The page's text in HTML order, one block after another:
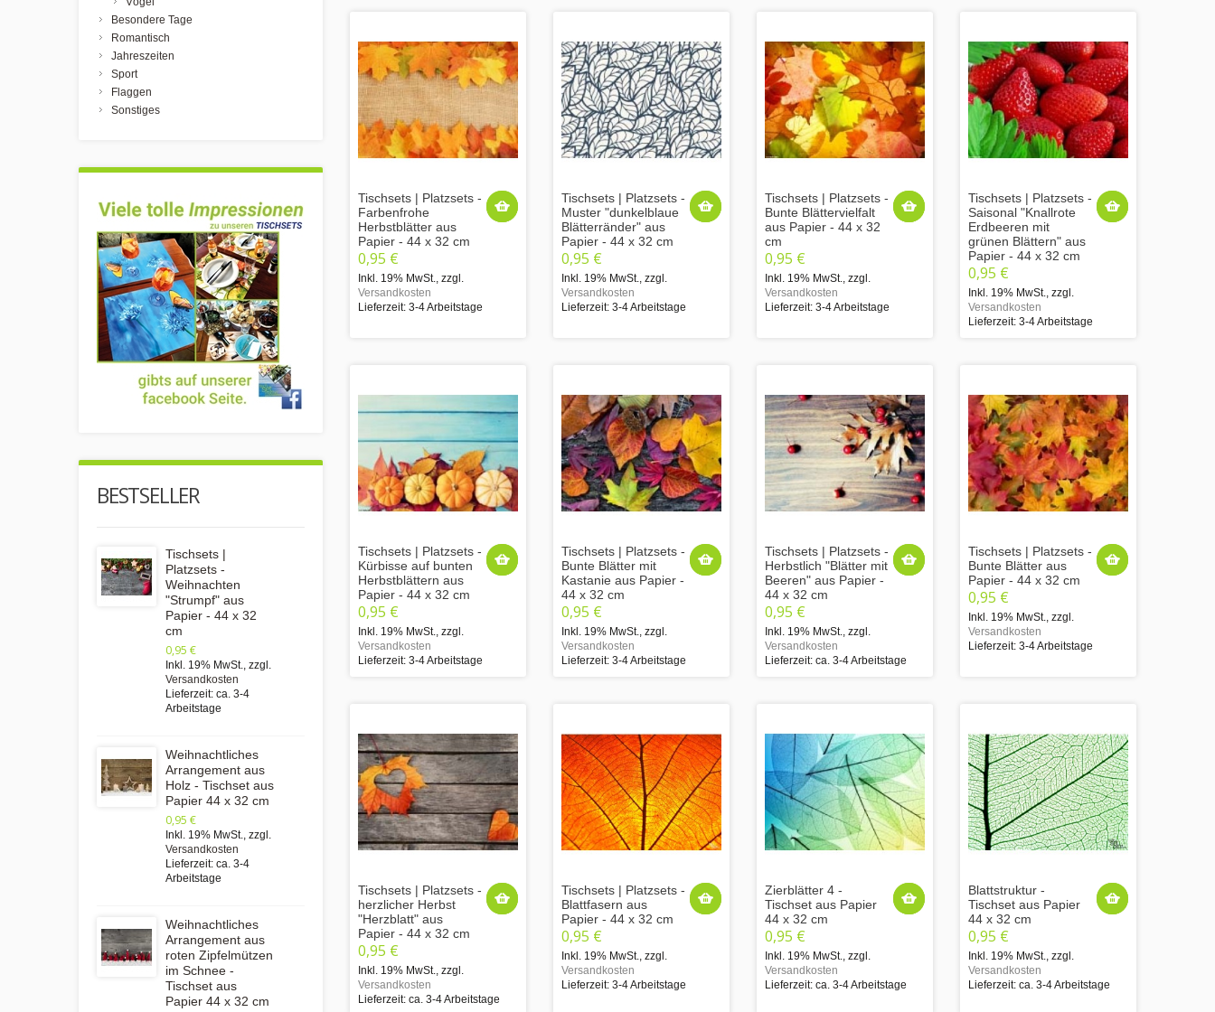
Tischsets | Platzsets -
Farbenfrohe
Herbstblätter aus
Papier - 44 x 32 cm
0,95 €
Inkl. 19% MwSt. zzgl.
Versandkosten
Lieferzeit: 3-4 Arbeitstage
Tischsets | Platzsets -
Muster "dunkelblaue
Blätterränder" aus
Papier - 44 x 32 cm
0,95 €
Inkl. 19% MwSt. zzgl.
Versandkosten
Lieferzeit: 3-4 Arbeitstage
Tischsets | Platzsets -
Bunte Blättervielfalt
aus Papier - 44 x 32
cm
0,95 €
Inkl. 19% MwSt. zzgl.
Versandkosten
Lieferzeit: 3-4 Arbeitstage
Tischsets | Platzsets -
Saisonal "Knallrote
Erdbeeren mit
grünen Blättern" aus
Papier - 44 x 32 cm
0,95 €
Inkl. 19% MwSt. zzgl.
Versandkosten
Lieferzeit: 3-4 Arbeitstage
Tischsets | Platzsets -
Kürbisse auf bunten
Herbstblättern aus
Papier - 44 x 32 cm
0,95 €
Inkl. 19% MwSt. zzgl.
Versandkosten
Lieferzeit: 3-4 Arbeitstage
Tischsets | Platzsets -
Bunte Blätter mit
Kastanie aus Papier -
44 x 32 cm
0,95 €
Inkl. 19% MwSt. zzgl.
Versandkosten
Lieferzeit: 3-4 Arbeitstage
Tischsets | Platzsets -
Herbstlich "Blätter mit
Beeren" aus Papier -
44 x 32 cm
0,95 €
Inkl. 19% MwSt. zzgl.
Versandkosten
Lieferzeit: ca. 3-4 Arbeitstage
Tischsets | Platzsets -
Bunte Blätter aus
Papier - 44 x 32 cm
0,95 €
Inkl. 19% MwSt. zzgl.
Versandkosten
Lieferzeit: 3-4 Arbeitstage
Tischsets | Platzsets -
herzlicher Herbst
"Herzblatt" aus
Papier - 44 x 32 cm
0,95 €
Inkl. 19% MwSt. zzgl.
Versandkosten
Lieferzeit: ca. 3-4 Arbeitstage
Tischsets | Platzsets -
Blattfasern aus
Papier - 44 x 32 cm
0,95 €
Inkl. 19% MwSt. zzgl.
Versandkosten
Lieferzeit: 3-4 Arbeitstage
Zierblätter 4 -
Tischset aus Papier
44 x 32 cm
0,95 €
Inkl. 19% MwSt. zzgl.
Versandkosten
Lieferzeit: ca. 3-4 Arbeitstage
Blattstruktur -
Tischset aus Papier
44 x 32 cm
0,95 €
Inkl. 19% MwSt. zzgl.
Versandkosten
Lieferzeit: ca. 3-4 Arbeitstage
Besondere Tage
Romantisch
Jahreszeiten
Sport
Flaggen
Sonstiges
BESTSELLER
Tischsets |
Platzsets -
Weihnachten
"Strumpf" aus
Papier - 44 x 32
cm
0,95 €
Inkl. 19% MwSt., zzgl.
Versandkosten
Lieferzeit: ca. 3-4
Arbeitstage
Weihnachtliches
Arrangement aus
Holz - Tischset aus
Papier 44 x 32 cm
0,95 €
Inkl. 19% MwSt., zzgl.
Versandkosten
Lieferzeit: ca. 3-4
Arbeitstage
Weihnachtliches
Arrangement aus
roten Zipfelmützen
im Schnee -
Tischset aus
Papier 44 x 32 cm